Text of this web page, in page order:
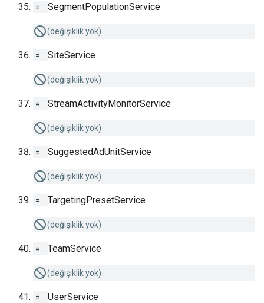
= SegmentPopulationService
(değişiklik yok)
= SiteService
(değişiklik yok)
= StreamActivityMonitorService
(değişiklik yok)
= SuggestedAdUnitService
(değişiklik yok)
= TargetingPresetService
(değişiklik yok)
= TeamService
(değişiklik yok)
= UserService